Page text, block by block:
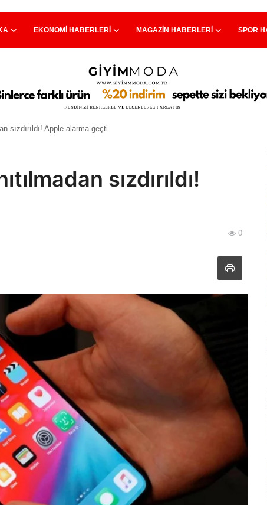
EKONOMI HABERLERI MAGAZIN HABERLERI SPOR
sızdırıldı! Apple alarma geçti
sızdırıldı!
0